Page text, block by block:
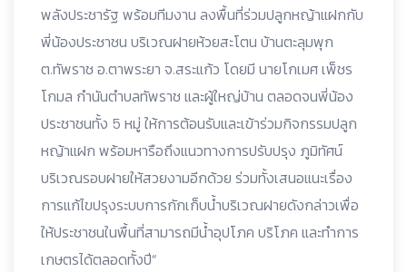
พลังประชารัฐ พร้อมทีมงาน ลงพื้นที่ร่วมปลูกหญ้าแฝกกับ
พี่น้องประชาชน บริเวณฝายห้วยสะโตน บ้านตะลุมพุก
ต.ทัพราช อ.ตาพระยา จ.สระแก้ว โดยมี นายโกเมศ เพ็ชร
โกมล กำนันตำบลทัพราช และผู้ใหญ่บ้าน ตลอดจนพี่น้อง
ประชาชนทั้ง 5 หมู่ ให้การต้อนรับและเข้าร่วมกิจกรรมปลูก
หญ้าแฝก พร้อมหารือถึงแนวทางการปรับปรุง ภูมิทัศน์
บริเวณรอบฝายให้สวยงามอีกด้วย ร่วมทั้งเสนอแนะเรื่อง
การแก้ไขปรุงระบบการกักเก็บน้ำบริเวณฝายดังกล่าวเพื่อ
ให้ประชาชนในพื้นที่สามารถมีน้ำอุปโภค บริโภค และทำการ
เกษตรได้ตลอดทั้งปี“